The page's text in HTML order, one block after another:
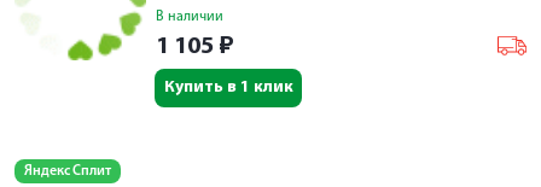
В наличии
1 105 ₽
Купить в 1 клик
Яндекс Сплит